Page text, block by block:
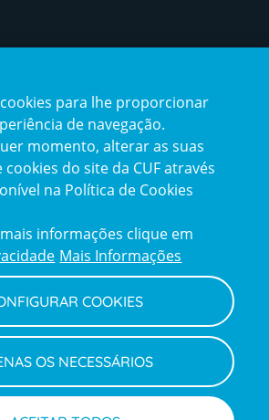
certification2certification3
Reclamações
e
elogios
de Privacidade e Cookies
Termos e Condições
de Acessibilidade
Informações legais
para lhe proporcionar
de navegação.
momento, alterar as suas
do site da CUF através
na Política de Cookies
informações clique em
Mais Informações
COOKIES
OS NECESSÁRIOS